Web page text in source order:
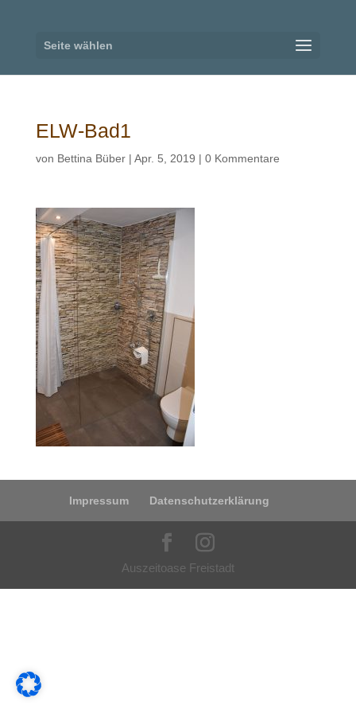
Seite wählen
ELW-Bad1
von Bettina Büber| Apr. 5, 2019 | 0 Kommentare
Impressum Datenschutzerklärung
Auszeitoase Freistadt